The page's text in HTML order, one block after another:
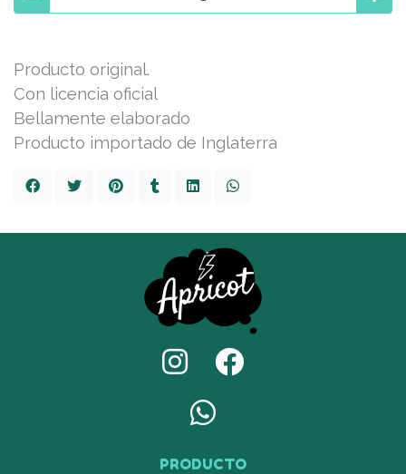
Producto original.
Con licencia oficial
Bellamente elaborado
Producto importado de Inglaterra
PRODUCTO